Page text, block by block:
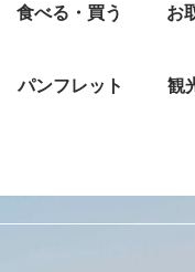
食べる・買う お
パンフレット 観